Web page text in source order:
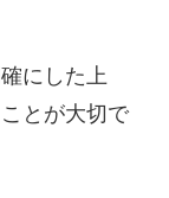
にした上
とが大切で